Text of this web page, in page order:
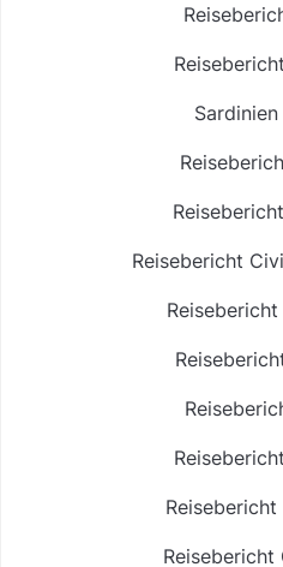
Reisebericht
Reisebericht
Reisebericht